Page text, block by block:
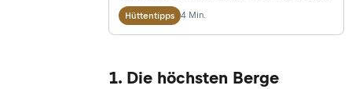
Bauten. Während sich die einen
freuen, wenn dem verstaubten
entgegengesetzt wird, trauern die
Hüttentipps 4 Min.
1. Die höchsten Berge